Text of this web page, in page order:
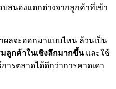
บสนองแตกต่างจากลูกค้าที่เข้า
ผลจะออกมาแบบไหน ล้วนเป็น
มลูกค้าในเชิงลึกมากขึ้นและใช้
ารตลาดได้ดีกว่าการคาดเดา